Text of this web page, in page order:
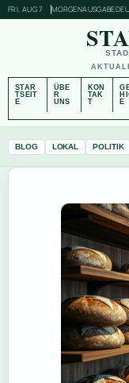
FRI, AUG 7 MORGENAUSGABE
STAR
TSEIT
E
ÜBE
R
UNS
KON
TAK
T
E
BLOG LOKAL POLITIK